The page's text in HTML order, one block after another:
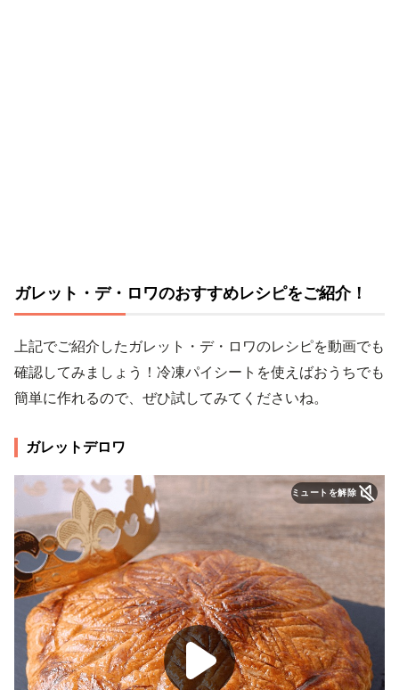
ガレット・デ・ロワのおすすめレシピをご紹介！
上記でご紹介したガレット・デ・ロワのレシピを動画でも
確認してみましょう！冷凍パイシートを使えばおうちでも
簡単に作れるので、ぜひ試してみてくださいね。
ガレットデロワ
ミュートを解除